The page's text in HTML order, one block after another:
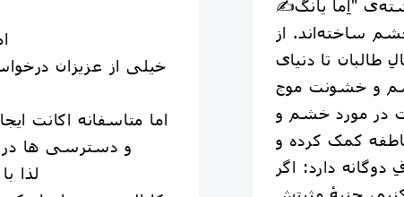
خیلی از عزیزان
اما متاسفانه اکانت
و دسترسی ها در
لذا
ساخته‌اند. از
طالبان تا دنیای
و خشونت موج
در مورد خشم و
کمک کرده و
دارد: اگر